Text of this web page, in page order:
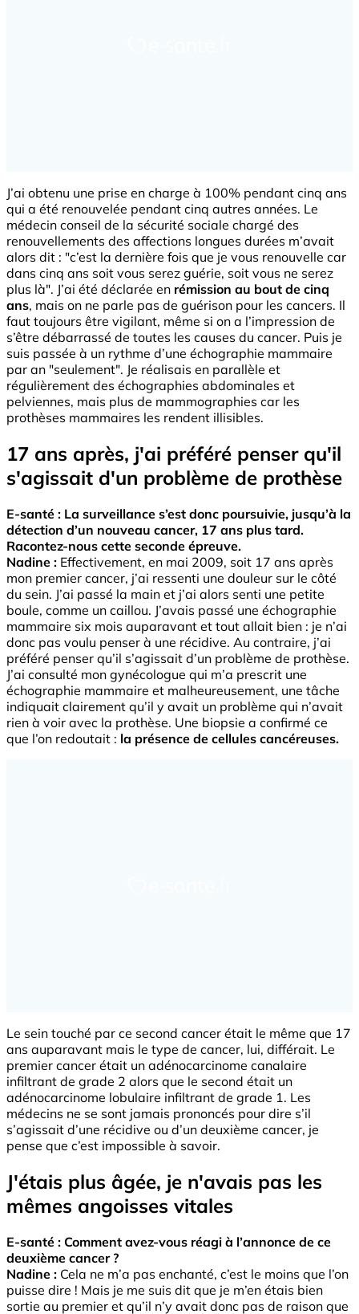
J’ai obtenu une prise en charge à 100% pendant cinq ans
qui a été renouvelée pendant cinq autres années. Le
médecin conseil de la sécurité sociale chargé des
renouvellements des affections longues durées m’avait
alors dit : "c’est la dernière fois que je vous renouvelle car
dans cinq ans soit vous serez guérie, soit vous ne serez
plus là". J’ai été déclarée en rémission au bout de cinq
ans, mais on ne parle pas de guérison pour les cancers. Il
faut toujours être vigilant, même si on a l’impression de
s’être débarrassé de toutes les causes du cancer. Puis je
suis passée à un rythme d’une échographie mammaire
par an "seulement". Je réalisais en parallèle et
régulièrement des échographies abdominales et
pelviennes, mais plus de mammographies car les
prothèses mammaires les rendent illisibles.
17 ans après, j'ai préféré penser qu'il
s'agissait d'un problème de prothèse
E-santé : La surveillance s’est donc poursuivie, jusqu’à la
détection d’un nouveau cancer, 17 ans plus tard.
Racontez-nous cette seconde épreuve.
Nadine : Effectivement, en mai 2009, soit 17 ans après
mon premier cancer, j’ai ressenti une douleur sur le côté
du sein. J’ai passé la main et j’ai alors senti une petite
boule, comme un caillou. J’avais passé une échographie
mammaire six mois auparavant et tout allait bien : je n’ai
donc pas voulu penser à une récidive. Au contraire, j’ai
préféré penser qu’il s’agissait d’un problème de prothèse.
J’ai consulté mon gynécologue qui m’a prescrit une
échographie mammaire et malheureusement, une tâche
indiquait clairement qu’il y avait un problème qui n’avait
rien à voir avec la prothèse. Une biopsie a confirmé ce
que l’on redoutait : la présence de cellules cancéreuses.
Le sein touché par ce second cancer était le même que 17
ans auparavant mais le type de cancer, lui, différait. Le
premier cancer était un adénocarcinome canalaire
infiltrant de grade 2 alors que le second était un
adénocarcinome lobulaire infiltrant de grade 1. Les
médecins ne se sont jamais prononcés pour dire s’il
s’agissait d’une récidive ou d’un deuxième cancer, je
pense que c’est impossible à savoir.
J'étais plus âgée, je n'avais pas les
mêmes angoisses vitales
E-santé : Comment avez-vous réagi à l’annonce de ce
deuxième cancer ?
Nadine : Cela ne m’a pas enchanté, c’est le moins que l’on
puisse dire ! Mais je me suis dit que je m’en étais bien
sortie au premier et qu’il n’y avait donc pas de raison que